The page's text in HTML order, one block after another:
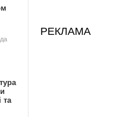
та
РЕКЛАМА